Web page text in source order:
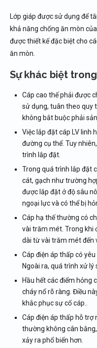
Lớp giáp được sử dụng để
khả năng chống ăn mòn
được thiết kế đặc biệt cho
ăn mòn.
Sự khác biệt
Cáp cao thế phải được
sử dụng, tuân theo quy
không bắt buộc phải
Việc lắp đặt cáp LV linh
đường cụ thể. Tuy
trình lắp đặt.
Trong quá trình lắp đặt
cát, gạch như trường
được lắp đặt ở độ sâu
ngoại lực và có thể bị
Cáp hạ thế thường có
vài trăm mét. Trong khi
dài từ vài trăm mét đến
Cáp điện áp thấp có
Ngoài ra, quá trình xử lý
Hầu hết các điểm hỏng
cháy nổ rõ ràng. Điều
khắc phục sự cố cáp..
Cáp điện áp thấp hỗ trợ
thường không cân
xảy ra phổ biến hơn.